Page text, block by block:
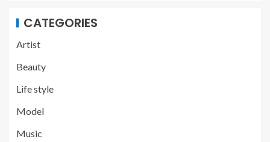
CATEGORIES
Artist
Beauty
Life style
Model
Music